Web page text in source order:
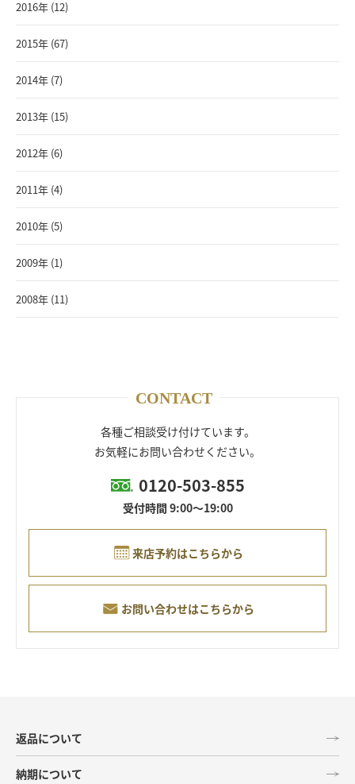
2016年 (12)
2015年 (67)
2014年 (7)
2013年 (15)
2012年 (6)
2011年 (4)
2010年 (5)
2009年 (1)
2008年 (11)
CONTACT
各種ご相談受け付けています。
お気軽にお問い合わせください。
0120-503-855
受付時間 9:00～19:00
来店予約はこちらから
お問い合わせはこちらから
返品について
納期について